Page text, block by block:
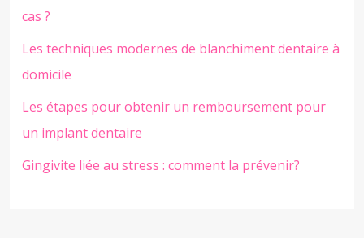
cas ?
Les techniques modernes de blanchiment dentaire à
domicile
Les étapes pour obtenir un remboursement pour
un implant dentaire
Gingivite liée au stress : comment la prévenir?